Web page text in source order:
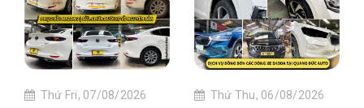
Thứ Fri, 07/08/2026
Thứ Thu, 06/08/2026